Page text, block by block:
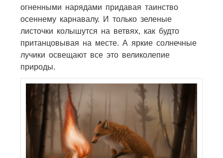
огненными нарядами придавая таинство
осеннему карнавалу. И только зеленые
листочки колышутся на ветвях, как будто
пританцовывая на месте. А яркие солнечные
лучики освещают все это великолепие
природы.